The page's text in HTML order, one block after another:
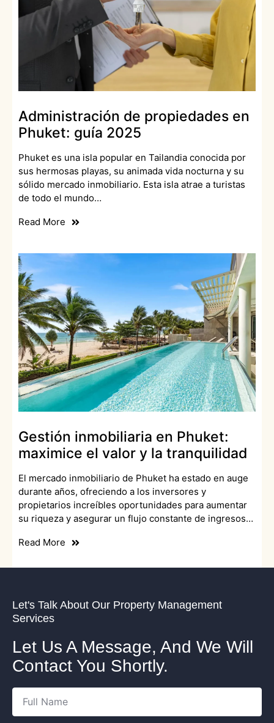
Administración de propiedades en
Phuket: guía 2025
Phuket es una isla popular en Tailandia conocida por
sus hermosas playas, su animada vida nocturna y su
sólido mercado inmobiliario. Esta isla atrae a turistas
de todo el mundo…
Read More
Gestión inmobiliaria en Phuket:
maximice el valor y la tranquilidad
El mercado inmobiliario de Phuket ha estado en auge
durante años, ofreciendo a los inversores y
propietarios increíbles oportunidades para aumentar
su riqueza y asegurar un flujo constante de ingresos…
Read More
Let's Talk About Our Property Management
Services
Let Us A Message, And We Will
Contact You Shortly.